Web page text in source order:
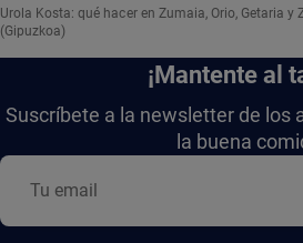
Urola Kosta: qué hacer en Zumaia, Orio, Getaria y
(Gipuzkoa)
¡Mantente al
Suscríbete a la newsletter de los
la buena